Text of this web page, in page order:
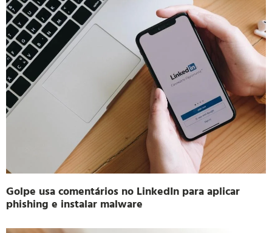
Golpe usa comentários no LinkedIn para aplicar
phishing e instalar malware